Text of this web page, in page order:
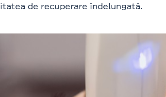
de recuperare îndelungată.